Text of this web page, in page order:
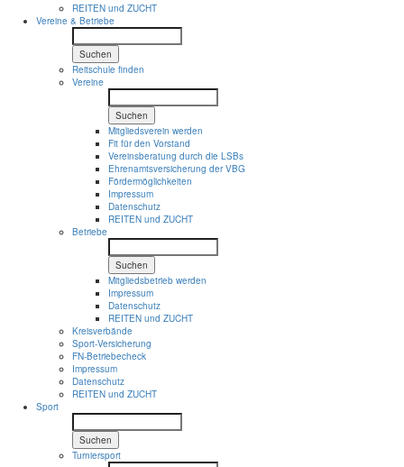
REITEN und ZUCHT
Vereine & Betriebe
Suchen
Reitschule finden
Vereine
Suchen
Mitgliedsverein werden
Fit für den Vorstand
Vereinsberatung durch die LSBs
Ehrenamtsversicherung der VBG
Fördermöglichkeiten
Impressum
Datenschutz
REITEN und ZUCHT
Betriebe
Suchen
Mitgliedsbetrieb werden
Impressum
Datenschutz
REITEN und ZUCHT
Kreisverbände
Sport-Versicherung
FN-Betriebecheck
Impressum
Datenschutz
REITEN und ZUCHT
Sport
Suchen
Turniersport